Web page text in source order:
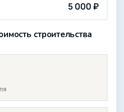
5 000 ₽
строительства